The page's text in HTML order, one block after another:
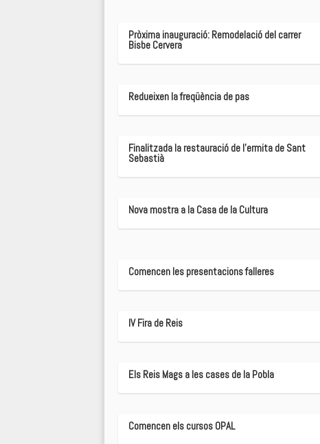
Pròxima inauguració: Remodelació del carrer
Bisbe Cervera
Redueixen la freqüència de pas
Finalitzada la restauració de l'ermita de Sant
Sebastià
Nova mostra a la Casa de la Cultura
Comencen les presentacions falleres
IV Fira de Reis
Els Reis Mags a les cases de la Pobla
Comencen els cursos OPAL